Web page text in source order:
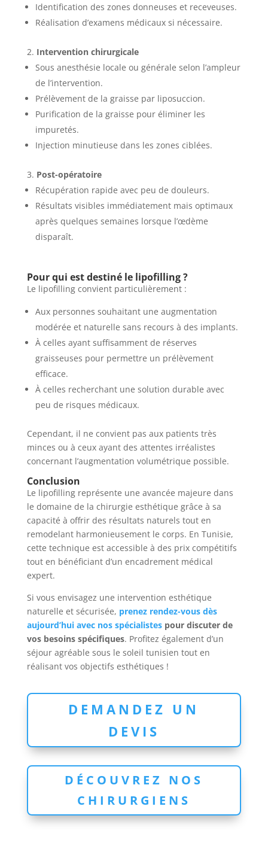
Identification des zones donneuses et receveuses.
Réalisation d’examens médicaux si nécessaire.
Intervention chirurgicale
Sous anesthésie locale ou générale selon l’ampleur
de l’intervention.
Prélèvement de la graisse par liposuccion.
Purification de la graisse pour éliminer les
impuretés.
Injection minutieuse dans les zones ciblées.
Post-opératoire
Récupération rapide avec peu de douleurs.
Résultats visibles immédiatement mais optimaux
après quelques semaines lorsque l’œdème
disparaît.
Pour qui est destiné le lipofilling ?
Le lipofilling convient particulièrement :
Aux personnes souhaitant une augmentation
modérée et naturelle sans recours à des implants.
À celles ayant suffisamment de réserves
graisseuses pour permettre un prélèvement
efficace.
À celles recherchant une solution durable avec
peu de risques médicaux.
Cependant, il ne convient pas aux patients très
minces ou à ceux ayant des attentes irréalistes
concernant l’augmentation volumétrique possible.
Conclusion
Le lipofilling représente une avancée majeure dans
le domaine de la chirurgie esthétique grâce à sa
capacité à offrir des résultats naturels tout en
remodelant harmonieusement le corps. En Tunisie,
cette technique est accessible à des prix compétitifs
tout en bénéficiant d’un encadrement médical
expert.
Si vous envisagez une intervention esthétique
naturelle et sécurisée, prenez rendez-vous dès
aujourd’hui avec nos spécialistespour discuter de
vos besoins spécifiques. Profitez également d’un
séjour agréable sous le soleil tunisien tout en
réalisant vos objectifs esthétiques !
DEMANDEZ UN
DEVIS
DÉCOUVREZ NOS
CHIRURGIENS